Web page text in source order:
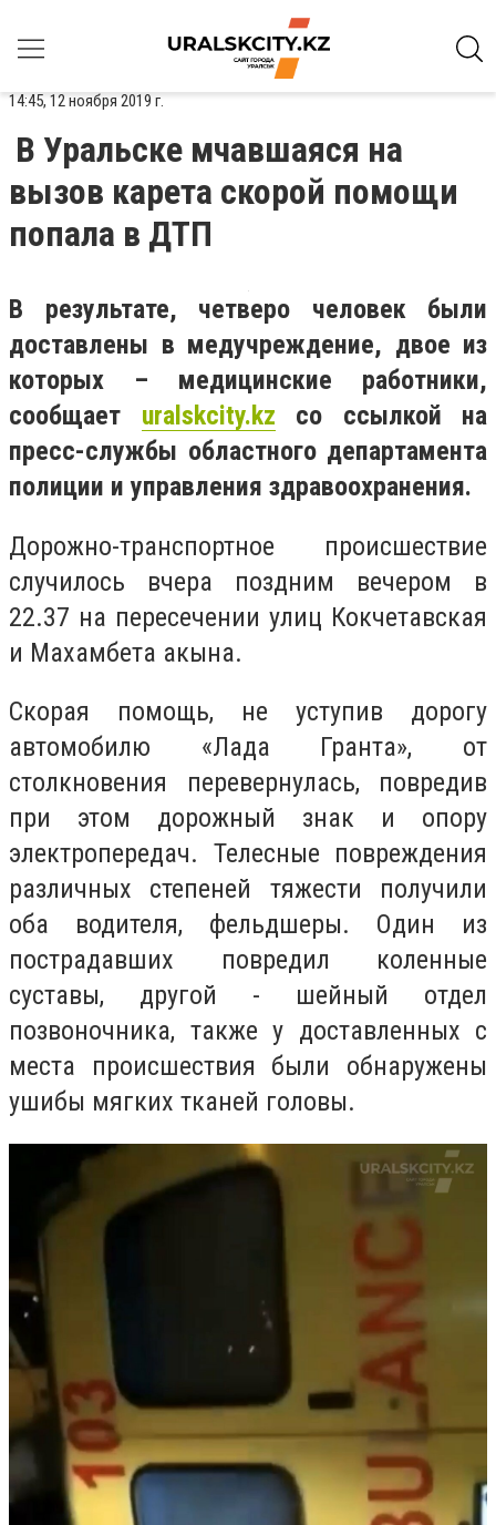
14:45, 12 ноября 2019 г.
В Уральске мчавшаяся на
вызов карета скорой помощи
попала в ДТП
В результате, четверо человек были
доставлены в медучреждение, двое из
которых – медицинские работники,
сообщает uralskcity.kz со ссылкой на
пресс-службы областного департамента
полиции и управления здравоохранения.
Дорожно-транспортное происшествие
случилось вчера поздним вечером в
22.37 на пересечении улиц Кокчетавская
и Махамбета акына.
Скорая помощь, не уступив дорогу
автомобилю «Лада Гранта», от
столкновения перевернулась, повредив
при этом дорожный знак и опору
электропередач. Телесные повреждения
различных степеней тяжести получили
оба водителя, фельдшеры. Один из
пострадавших повредил коленные
суставы, другой - шейный отдел
позвоночника, также у доставленных с
места происшествия были обнаружены
ушибы мягких тканей головы.